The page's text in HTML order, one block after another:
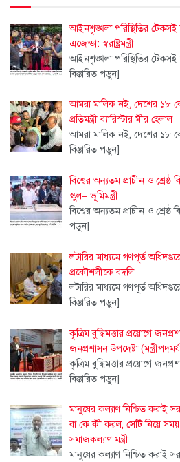
আইনশৃঙ্খলা পরিস্থিতির
এজেন্ডা: স্বরাষ্ট্রমন্ত্রী
আইনশৃঙ্খলা পরিস্থিতির
বিস্তারিত পড়ুন]
আমরা মালিক নই, দেশের ১৮
প্রতিমন্ত্রী ব্যারিস্টার মীর হেলাল
আমরা মালিক নই, দেশের ১৮
বিস্তারিত পড়ুন]
বিশ্বের অন্যতম প্রাচীন ও শ্রেষ্ঠ
স্কুল– ভূমিমন্ত্রী
বিশ্বের অন্যতম প্রাচীন ও শ্রেষ্ঠ
পড়ুন]
লটারির মাধ্যমে গণপূর্ত
প্রকৌশলীকে বদলি
লটারির মাধ্যমে গণপূর্ত
বিস্তারিত পড়ুন]
কৃত্রিম বুদ্ধিমত্তার প্রয়োগে
জনপ্রশাসন উপদেষ্টা
কৃত্রিম বুদ্ধিমত্তার প্রয়োগে
বিস্তারিত পড়ুন]
মানুষের কল্যাণ নিশ্চিত করাই
বা কে কী করল, সেটি নিয়ে
সমাজকল্যাণ মন্ত্রী
মানুষের কল্যাণ নিশ্চিত করাই